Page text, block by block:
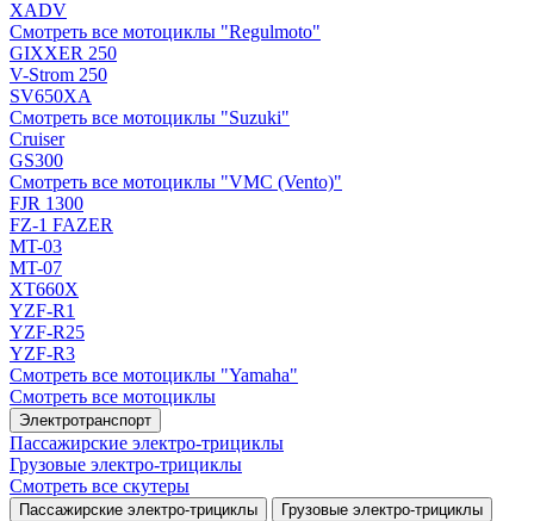
XADV
Смотреть все мотоциклы "Regulmoto"
GIXXER 250
V-Strom 250
SV650XA
Смотреть все мотоциклы "Suzuki"
Cruiser
GS300
Смотреть все мотоциклы "VMC (Vento)"
FJR 1300
FZ-1 FAZER
MT-03
MT-07
XT660X
YZF-R1
YZF-R25
YZF-R3
Смотреть все мотоциклы "Yamaha"
Смотреть все мотоциклы
Электротранспорт
Пассажирские электро‑трициклы
Грузовые электро‑трициклы
Смотреть все скутеры
Пассажирские электро‑трициклы Грузовые электро‑трициклы